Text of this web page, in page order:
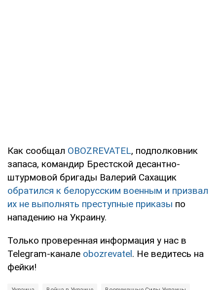
Как сообщал OBOZREVATEL, подполковник
запаса, командир Брестской десантно-
штурмовой бригады Валерий Сахащик
обратился к белорусским военным и призвал
их не выполнять преступные приказы по
нападению на Украину.
Только проверенная информация у нас в
Telegram-канале obozrevatel. Не ведитесь на
фейки!